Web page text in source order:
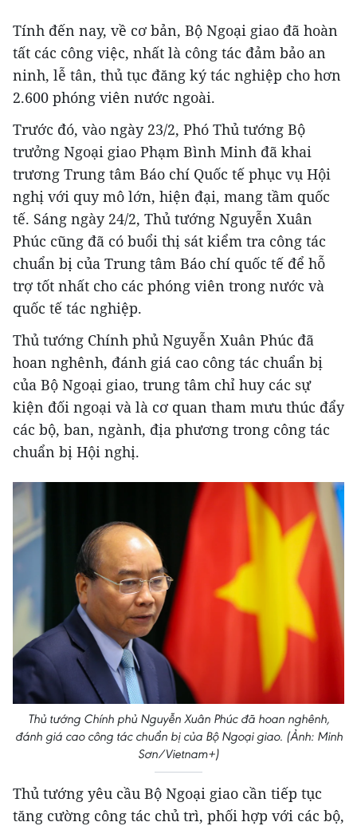
Tính đến nay, về cơ bản, Bộ Ngoại giao đã hoàn
tất các công việc, nhất là công tác đảm bảo an
ninh, lễ tân, thủ tục đăng ký tác nghiệp cho hơn
2.600 phóng viên nước ngoài.
Trước đó, vào ngày 23/2, Phó Thủ tướng Bộ
trưởng Ngoại giao Phạm Bình Minh đã khai
trương Trung tâm Báo chí Quốc tế phục vụ Hội
nghị với quy mô lớn, hiện đại, mang tầm quốc
tế. Sáng ngày 24/2, Thủ tướng Nguyễn Xuân
Phúc cũng đã có buổi thị sát kiểm tra công tác
chuẩn bị của Trung tâm Báo chí quốc tế để hỗ
trợ tốt nhất cho các phóng viên trong nước và
quốc tế tác nghiệp.
Thủ tướng Chính phủ Nguyễn Xuân Phúc đã
hoan nghênh, đánh giá cao công tác chuẩn bị
của Bộ Ngoại giao, trung tâm chỉ huy các sự
kiện đối ngoại và là cơ quan tham mưu thúc đẩy
các bộ, ban, ngành, địa phương trong công tác
chuẩn bị Hội nghị.
Thủ tướng Chính phủ Nguyễn Xuân Phúc đã hoan nghênh,
đánh giá cao công tác chuẩn bị của Bộ Ngoại giao. (Ảnh: Minh
Sơn/Vietnam+)
Thủ tướng yêu cầu Bộ Ngoại giao cần tiếp tục
tăng cường công tác chủ trì, phối hợp với các bộ,